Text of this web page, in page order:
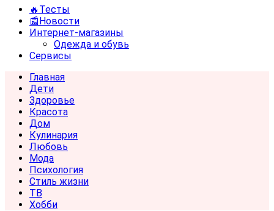
🔥Тесты
📰Новости
Интернет-магазины
Одежда и обувь
Сервисы
Главная
Дети
Здоровье
Красота
Дом
Кулинария
Любовь
Мода
Психология
Стиль жизни
ТВ
Хобби